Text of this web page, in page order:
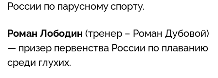
России по парусному спорту.
Роман Лободин (тренер – Роман Дубовой)
— призер первенства России по плаванию
среди глухих.